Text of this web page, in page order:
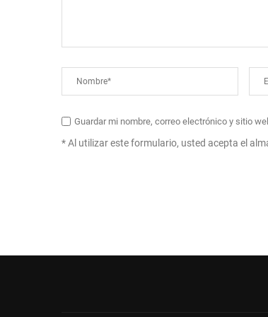
Guardar mi nombre, correo electrónico y sitio
* Al utilizar este formulario, usted acepta el